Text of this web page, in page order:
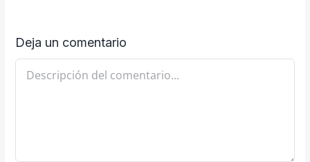
Deja un comentario
Comentario